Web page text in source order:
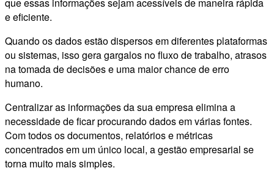
e eficiente.
Quando os dados estão dispersos em diferentes plataformas
ou sistemas, isso gera gargalos no fluxo de trabalho, atrasos
na tomada de decisões e uma maior chance de erro
humano.
Centralizar as informações da sua empresa elimina a
necessidade de ficar procurando dados em várias fontes.
Com todos os documentos, relatórios e métricas
concentrados em um único local, a gestão empresarial se
torna muito mais simples.